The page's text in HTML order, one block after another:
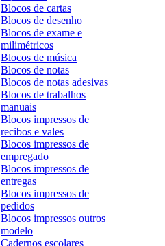
Blocos de cartas
Blocos de desenho
Blocos de exame e
milimétricos
Blocos de música
Blocos de notas
Blocos de notas adesivas
Blocos de trabalhos
manuais
Blocos impressos de
recibos e vales
Blocos impressos de
empregado
Blocos impressos de
entregas
Blocos impressos de
pedidos
Blocos impressos outros
modelo
Cadernos escolares